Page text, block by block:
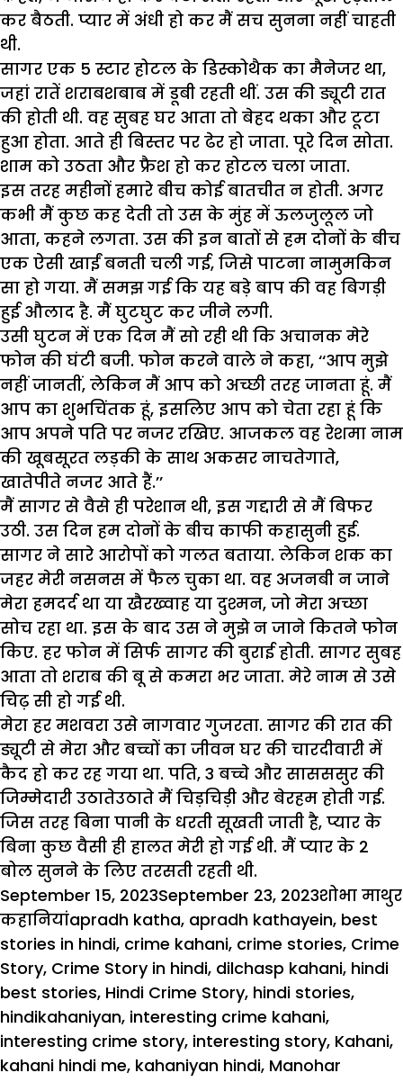
कर बैठती. प्यार में अंधी हो कर मैं सच सुनना नहीं चाहती
थी.
सागर एक 5 स्टार होटल के डिस्कोथैक का मैनेजर था,
जहां रातें शराबशबाब में डूबी रहती थीं. उस की ड्यूटी रात
की होती थी. वह सुबह घर आता तो बेहद थका और टूटा
हुआ होता. आते ही बिस्तर पर ढेर हो जाता. पूरे दिन सोता.
शाम को उठता और फ्रैश हो कर होटल चला जाता.
इस तरह महीनों हमारे बीच कोई बातचीत न होती. अगर
कभी मैं कुछ कह देती तो उस के मुंह में ऊलजुलूल जो
आता, कहने लगता. उस की इन बातों से हम दोनों के बीच
एक ऐसी खाईं बनती चली गई, जिसे पाटना नामुमकिन
सा हो गया. मैं समझ गई कि यह बड़े बाप की वह बिगड़ी
हुई औलाद है. मैं घुटघुट कर जीने लगी.
उसी घुटन में एक दिन मैं सो रही थी कि अचानक मेरे
फोन की घंटी बजी. फोन करने वाले ने कहा, ‘‘आप मुझे
नहीं जानतीं, लेकिन मैं आप को अच्छी तरह जानता हूं. मैं
आप का शुभचिंतक हूं, इसलिए आप को चेता रहा हूं कि
आप अपने पति पर नजर रखिए. आजकल वह रेशमा नाम
की खूबसूरत लड़की के साथ अकसर नाचतेगाते,
खातेपीते नजर आते हैं.’’
मैं सागर से वैसे ही परेशान थी, इस गद्दारी से मैं बिफर
उठी. उस दिन हम दोनों के बीच काफी कहासुनी हुई.
सागर ने सारे आरोपों को गलत बताया. लेकिन शक का
जहर मेरी नसनस में फैल चुका था. वह अजनबी न जाने
मेरा हमदर्द था या खैरख्वाह या दुश्मन, जो मेरा अच्छा
सोच रहा था. इस के बाद उस ने मुझे न जाने कितने फोन
किए. हर फोन में सिर्फ सागर की बुराई होती. सागर सुबह
आता तो शराब की बू से कमरा भर जाता. मेरे नाम से उसे
चिढ़ सी हो गई थी.
मेरा हर मशवरा उसे नागवार गुजरता. सागर की रात की
ड्यूटी से मेरा और बच्चों का जीवन घर की चारदीवारी में
कैद हो कर रह गया था. पति, 3 बच्चे और सासससुर की
जिम्मेदारी उठातेउठाते मैं चिड़चिड़ी और बेरहम होती गई.
जिस तरह बिना पानी के धरती सूखती जाती है, प्यार के
बिना कुछ वैसी ही हालत मेरी हो गई थी. मैं प्यार के 2
बोल सुनने के लिए तरसती रहती थी.
Posted
on
September 15, 2023September 23, 2023Author
शोभा माथुर
कहानियांTags
apradh katha, apradh kathayein, best
stories in hindi, crime kahani, crime stories, Crime
Story, Crime Story in hindi, dilchasp kahani, hindi
best stories, Hindi Crime Story, hindi stories,
hindikahaniyan, interesting crime kahani,
interesting crime story, interesting story, Kahani,
kahani hindi me, kahaniyan hindi, Manohar